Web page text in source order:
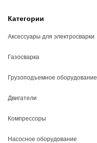
Категории
Аксессуары для электросварки
Газосварка
Грузоподъемное оборудование
Двигатели
Компрессоры
Насосное оборудование